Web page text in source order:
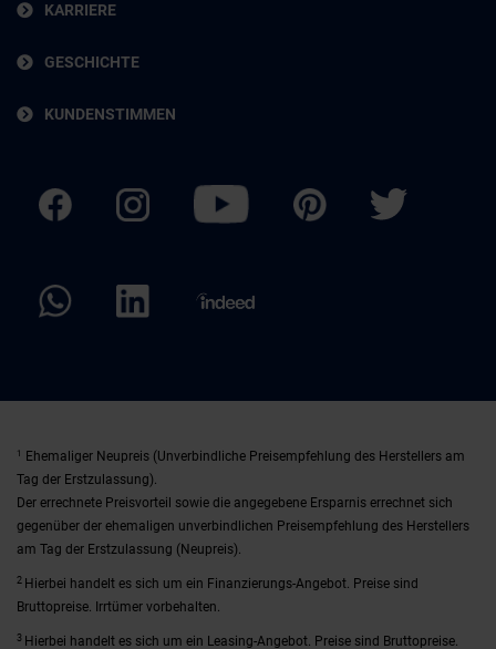
KARRIERE
GESCHICHTE
KUNDENSTIMMEN
1
Ehemaliger Neupreis (Unverbindliche Preisempfehlung des Herstellers am
Tag der Erstzulassung).
Der errechnete Preisvorteil sowie die angegebene Ersparnis errechnet sich
gegenüber der ehemaligen unverbindlichen Preisempfehlung des Herstellers
am Tag der Erstzulassung (Neupreis).
2 Hierbei handelt es sich um ein Finanzierungs-Angebot. Preise sind
Bruttopreise. Irrtümer vorbehalten.
3 Hierbei handelt es sich um ein Leasing-Angebot. Preise sind Bruttopreise.